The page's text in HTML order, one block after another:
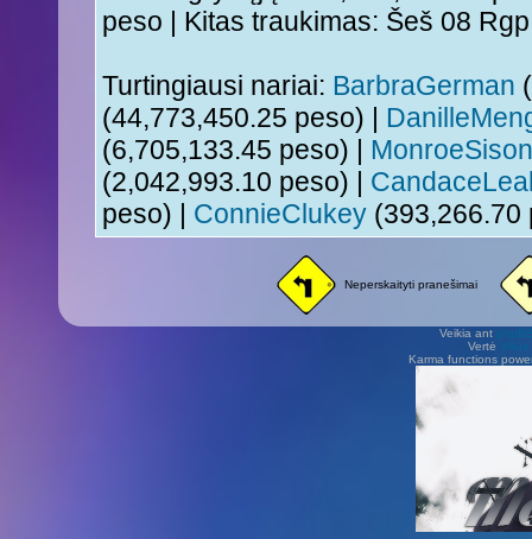
peso | Kitas traukimas: Šeš 08
Turtingiausi nariai: BarbraGerman
(44,773,450.25 peso) |
(6,705,133.45 peso) | MonroeSison
(2,042,993.10 peso) |
peso) | ConnieClukey
Neperskaityti pranešimai
Veikia ant
Vertė Vilius
Karma functions